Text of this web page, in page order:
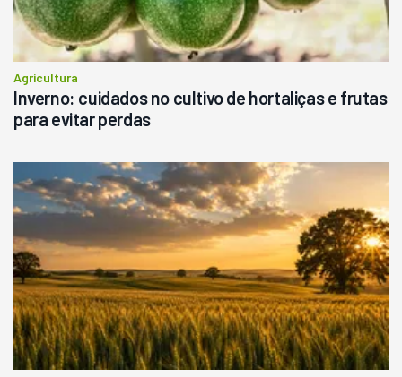
Agricultura
Inverno: cuidados no cultivo de hortaliças e frutas
para evitar perdas